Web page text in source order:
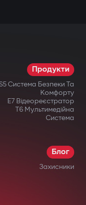
Продукти
Система Безпеки Та
Комфорту
E7 Відеореєстратор
T6 Мультимедійна
Система
Блог
Захисники